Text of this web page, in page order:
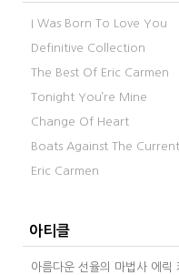
I Was Born To Love You
Definitive Collection
The Best Of Eric Carmen
Tonight You’re Mine
Change Of Heart
Boats Against The Current
Eric Carmen
아티클
아름다운 선율의 마법사 에